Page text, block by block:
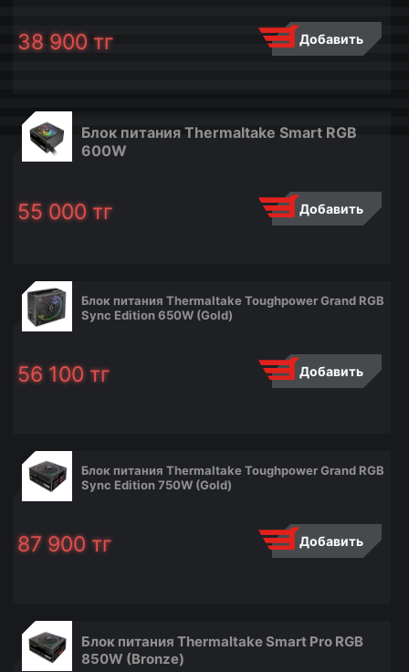
Добавить
38 900тг
Блок питания Thermaltake Smart RGB
600W
Добавить
55 000тг
Блок питания Thermaltake Toughpower Grand RGB
Sync Edition 650W (Gold)
Добавить
56 100тг
Блок питания Thermaltake Toughpower Grand RGB
Sync Edition 750W (Gold)
Добавить
87 900тг
Блок питания Thermaltake Smart Pro RGB
850W (Bronze)